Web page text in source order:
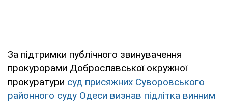
За підтримки публічного звинувачення
прокурорами Доброславської окружної
прокуратури суд присяжних Суворовського
районного суду Одеси визнав підлітка винним